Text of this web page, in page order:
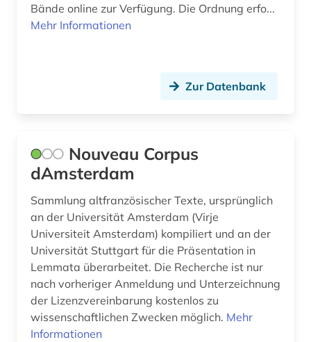
weißrussisch (1)
xinjiang (1)
zeitschrift (3)
zeitschriften (3)
zeitschriftenaufsatz (1)
zentralasien (1)
öresund (1)
übersetzung (1)
Bände online zur Verfügung. Die Ordnung erfo...
Mehr Informationen
Zur Datenbank
Nouveau Corpus
dAmsterdam
Sammlung altfranzösischer Texte, ursprünglich
an der Universität Amsterdam (Virje
Universiteit Amsterdam) kompiliert und an der
Universität Stuttgart für die Präsentation in
Lemmata überarbeitet. Die Recherche ist nur
nach vorheriger Anmeldung und Unterzeichnung
der Lizenzvereinbarung kostenlos zu
wissenschaftlichen Zwecken möglich. Mehr
Informationen